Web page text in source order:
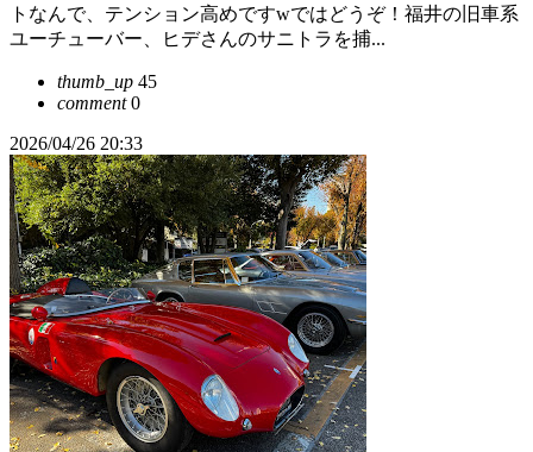
トなんで、テンション高めですwではどうぞ！福井の旧車系
ユーチューバー、ヒデさんのサニトラを捕...
thumb_up 45
comment0
2026/04/26 20:33